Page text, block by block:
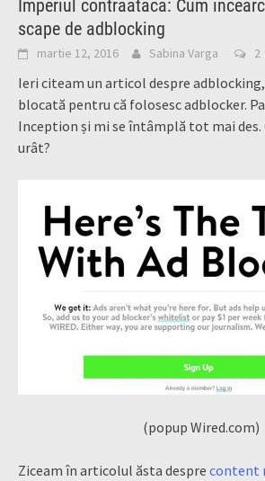
Imperiul contraatacă: Cum
scape de adblocking
martie 12, 2016 Sabina Varga 2
Ieri citeam un articol despre
blocată pentru că folosesc adblocker.
Inception și mi se întâmplă tot mai des.
urât?
(popup Wired.com)
Ziceam în articolul ăsta despre content